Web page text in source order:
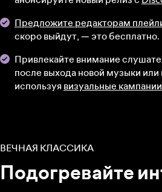
Предложите редакторам
скоро выйдут, — это бесплатно.
Привлекайте внимание
после выхода новой музыки
используя визуальные кампании
ВЕЧНАЯ КЛАССИКА
Подогревайте